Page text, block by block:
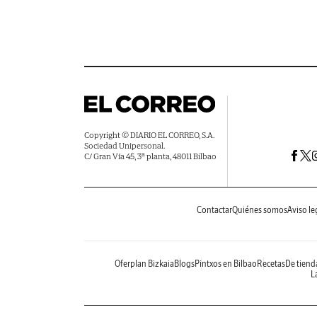
Copyright © DIARIO EL CORREO, S.A.
Sociedad Unipersonal.
C/ Gran Vía 45, 3ª planta, 48011 Bilbao
ContactarQuiénes somosAviso
Oferplan Bizkaia BlogsPintxos en Bilbao RecetasDe